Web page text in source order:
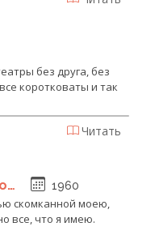
без друга, без
коротковаты и так
Читать
1960
скомканной моею,
все, что я имею.